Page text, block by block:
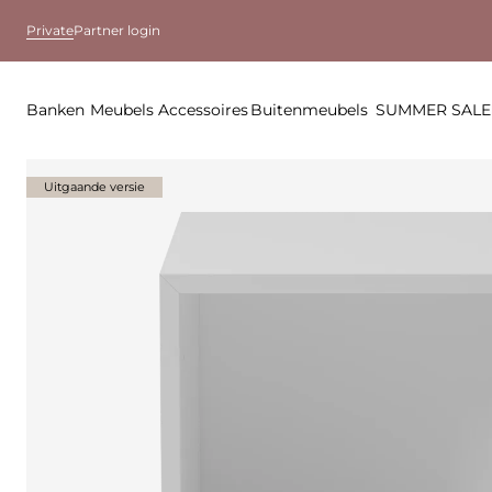
PrivatePartner login
Banken Meubels AccessoiresBuitenmeubels SUMMER SALE
Uitgaande versie